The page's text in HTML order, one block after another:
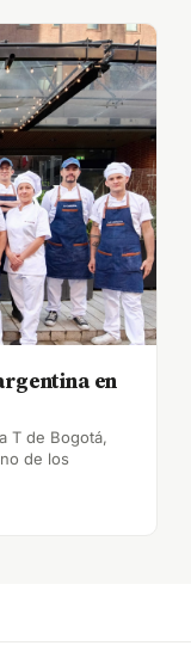
en
T de Bogotá,
de los